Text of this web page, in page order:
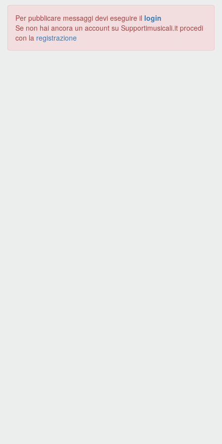
Per pubblicare messaggi devi eseguire il login
Se non hai ancora un account su Supportimusicali.it procedi
con la registrazione